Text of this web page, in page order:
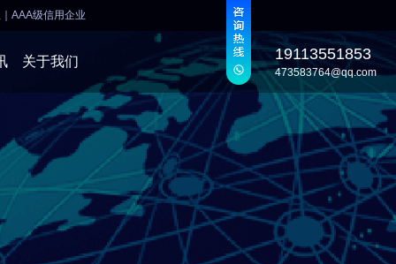
AAA级信用企业
关于我们 19113551853
473583764@qq.com